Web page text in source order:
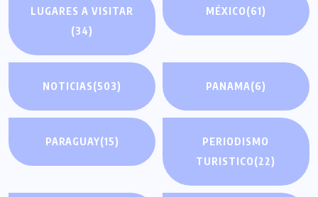
LUGARES A VISITAR
(34)
MÉXICO(61)
NOTICIAS(503) PANAMA(6)
PARAGUAY(15)
PERIODISMO
TURISTICO(22)